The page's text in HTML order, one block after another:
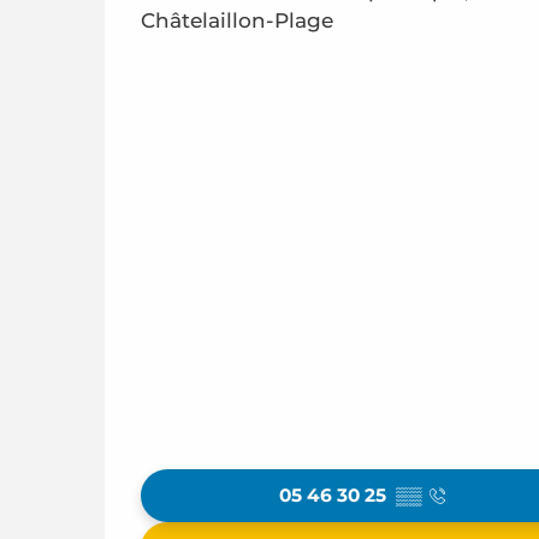
Châtelaillon-Plage
05 46 30 25 ▒▒